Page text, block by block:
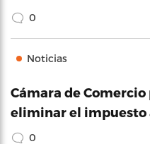
0
Noticias
Cámara de
eliminar el impuesto
0